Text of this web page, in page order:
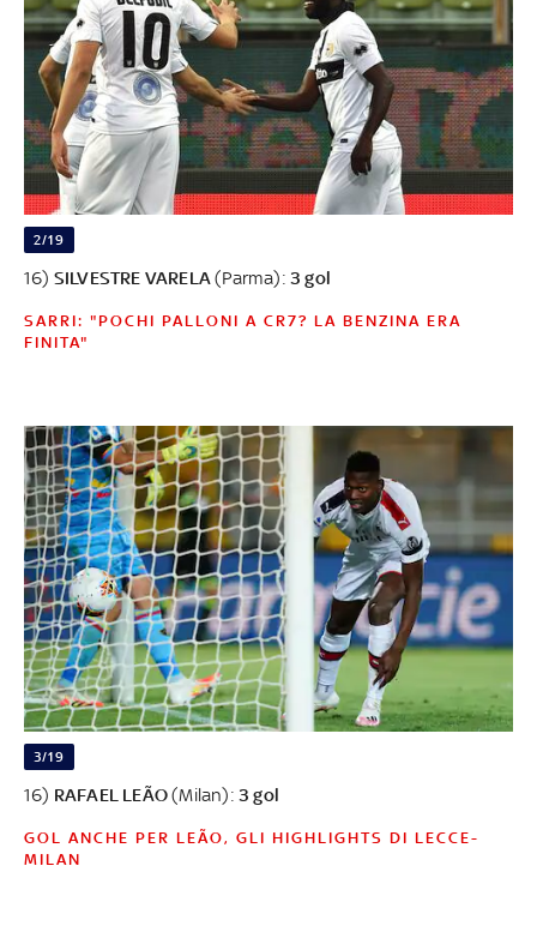
2/19
16) SILVESTRE VARELA(Parma):3 gol
SARRI: "POCHI PALLONI A CR7? LA BENZINA ERA
FINITA"
3/19
16) RAFAEL LEÃO(Milan):3 gol
GOL ANCHE PER LEÃO, GLI HIGHLIGHTS DI LECCE-
MILAN